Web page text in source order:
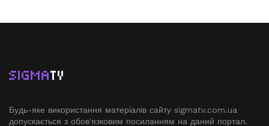
SIGMATV
Будь-яке використання матеріалів сайту sigmatv.com.ua
допускається з обов'язковим посиланням на даний портал.